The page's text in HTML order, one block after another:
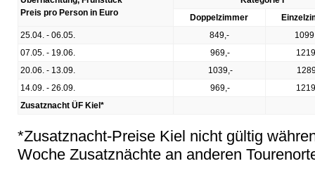
Preis pro Person in Euro
Doppelzimmer
25.04. - 06.05.
849,-
07.05. - 19.06.
969,-
20.06. - 13.09.
1039,-
14.09. - 26.09.
969,-
Zusatznacht ÜF Kiel*
*Zusatznacht-Preise Kiel nicht gültig
Woche Zusatznächte an anderen